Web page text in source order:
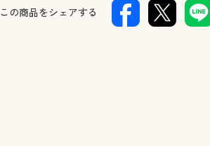
この商品をシェアする